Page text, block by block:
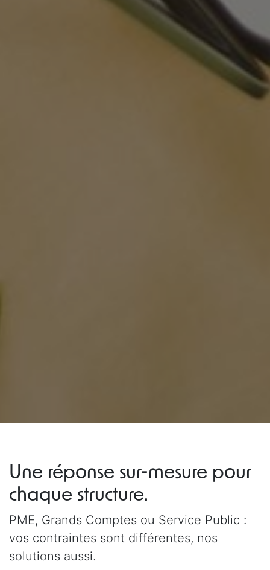
Une réponse sur-mesure pour
chaque structure.
PME, Grands Comptes ou Service Public :
vos contraintes sont différentes, nos
solutions aussi.